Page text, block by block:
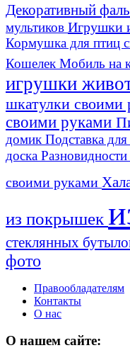
Декоративный
мультиков Игрушки
Кормушка для птиц
Кошелек Мобиль на
игрушки
шкатулки своими
своими руками
домик Подставка для
доска
своими руками
из покрышек
стеклянных
фото
Правообладателям
Контакты
О нас
О нашем сайте: